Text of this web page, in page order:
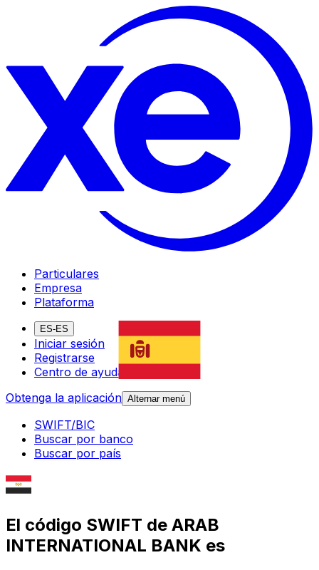
Particulares
Empresa
Plataforma
ES-ES
Iniciar sesión
Registrarse
Centro de ayuda
Obtenga la aplicación Alternar menú
SWIFT/BIC
Buscar por banco
Buscar por país
El código SWIFT de ARAB
INTERNATIONAL BANK es